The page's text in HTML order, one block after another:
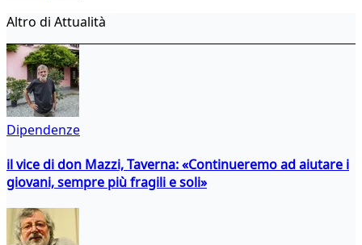
Altro di Attualità
Dipendenze
il vice di don Mazzi, Taverna: «Continueremo ad aiutare i
giovani, sempre più fragili e soli»